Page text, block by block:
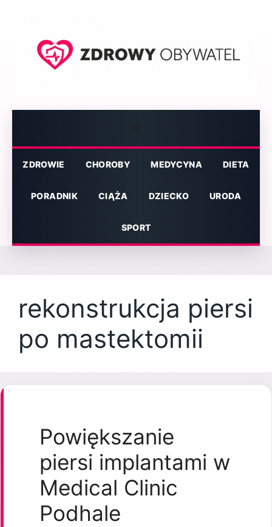
ZDROWIE CHOROBY MEDYCYNA DIETA
PORADNIK CIĄŻA DZIECKO URODA
SPORT
rekonstrukcja piersi
po mastektomii
Powiększanie
piersi implantami w
Medical Clinic
Podhale